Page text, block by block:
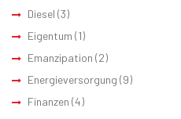
Diesel (3)
Eigentum (1)
Emanzipation (2)
Energieversorgung (9)
Finanzen (4)